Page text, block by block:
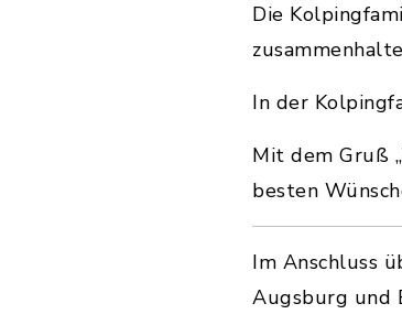
Die
In der
Mit dem Gruß
besten
Im Anschluss
Augsburg und